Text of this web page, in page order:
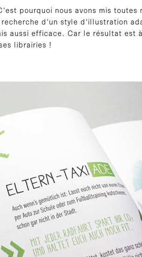
pourquoi nous avons mis toutes
d'un style d'illustration
aussi efficace. Car le résultat
librairies !